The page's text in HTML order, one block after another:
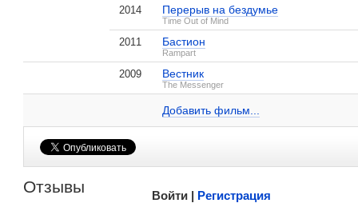
2014 Перерыв на бездумье
Time Out of Mind
2011 Бастион
Rampart
2009 Вестник
The Messenger
Добавить фильм...
Участник конкурсной программы,
Орен Муверман на IMDB.com
Отзывы
, поделитесь своим мнением
Войти | Регистрация